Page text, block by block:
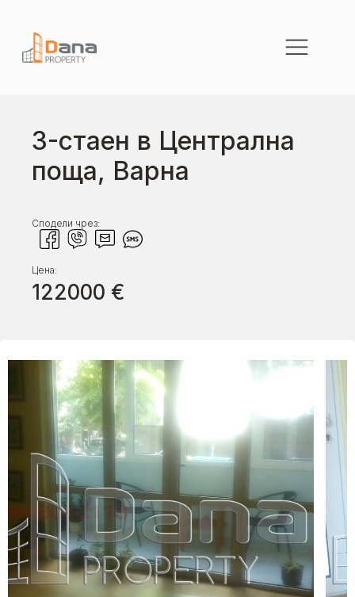
3-стаен в Централна
поща, Варна
Сподели чрез:
Цена:
122000 €